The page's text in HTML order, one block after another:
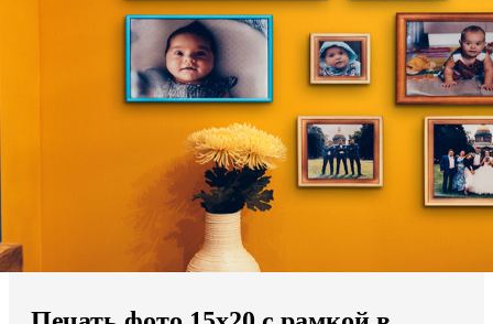
Мы доставляем по всему миру